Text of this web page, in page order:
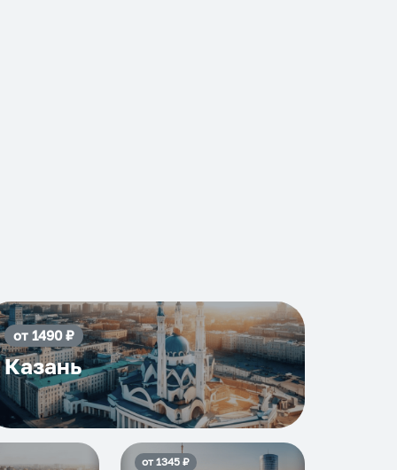
от1490₽
Казань
от 1345₽